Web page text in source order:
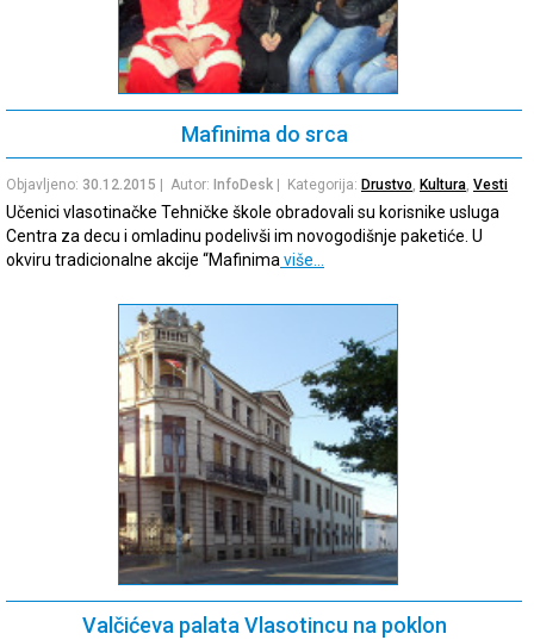
Mafinima do srca
Objavljeno: 30.12.2015 | Autor: InfoDesk | Kategorija: Drustvo, Kultura, Vesti
Učenici vlasotinačke Tehničke škole obradovali su korisnike usluga
Centra za decu i omladinu podelivši im novogodišnje paketiće. U
okviru tradicionalne akcije “Mafinimaviše…
Valčićeva palata Vlasotincu na poklon